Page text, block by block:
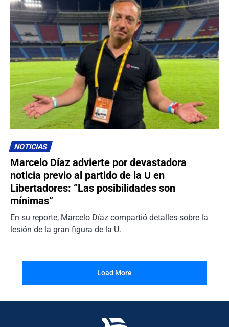
NOTICIAS
Marcelo Díaz advierte por devastadora
noticia previo al partido de la U en
Libertadores: “Las posibilidades son
mínimas”
En su reporte, Marcelo Díaz compartió detalles sobre la
lesión de la gran figura de la U.
Load More